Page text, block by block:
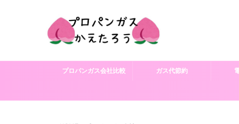
プロパンガス会社比較 ガス代節約